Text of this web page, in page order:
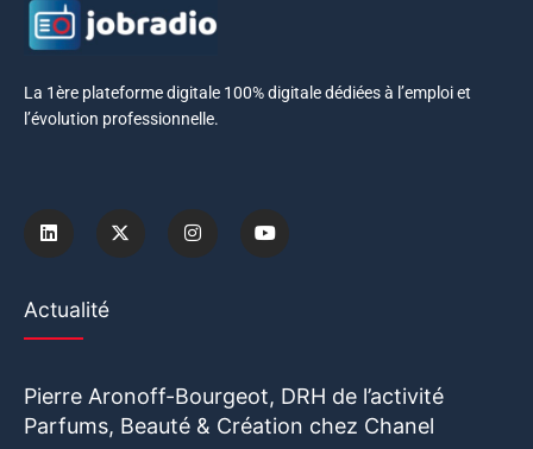
La 1ère plateforme digitale 100% digitale dédiées à l’emploi et
l’évolution professionnelle.
Actualité
Pierre Aronoff-Bourgeot, DRH de l’activité
Parfums, Beauté & Création chez Chanel